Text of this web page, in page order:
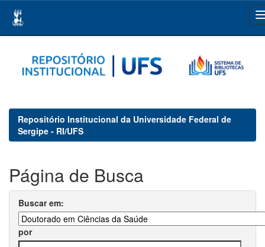
navigation
Repositório Institucional da Universidade Federal de
Sergipe - RI/UFS
Página de Busca
Buscar em:
por